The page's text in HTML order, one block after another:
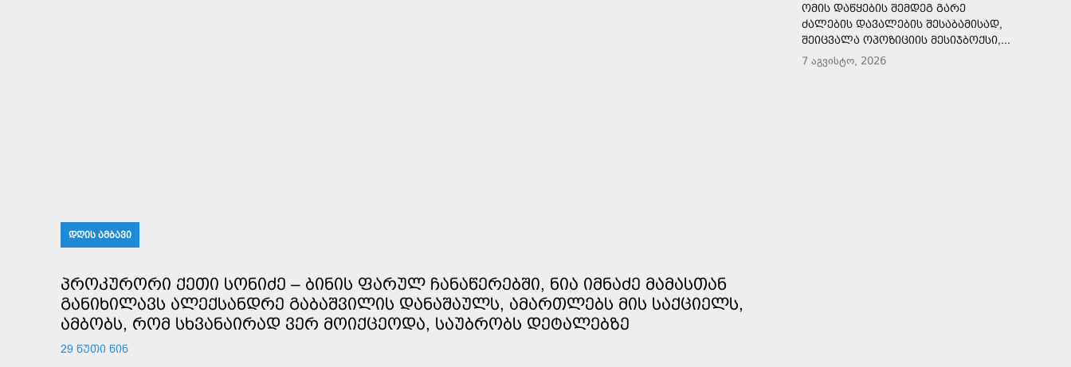
ᲓᲦᲘᲡ ᲐᲛᲑᲐᲕᲘ
ᲞᲠᲝᲙᲣᲠᲝᲠᲘ ᲥᲔᲗᲘ ᲡᲝᲜᲘᲫᲔ – ᲑᲘᲜᲘᲡ ᲤᲐᲠᲣᲚ ᲩᲐᲜᲐᲬᲔᲠᲔᲑᲨᲘ, ᲜᲘᲐ ᲘᲛᲜᲐᲫᲔ ᲛᲐᲛᲐᲡᲗᲐᲜ
ᲒᲐᲜᲘᲮᲘᲚᲐᲕᲡ ᲐᲚᲔᲥᲡᲐᲜᲓᲠᲔ ᲒᲐᲑᲐᲨᲕᲘᲚᲘᲡ ᲓᲐᲜᲐᲨᲐᲣᲚᲡ, ᲐᲛᲐᲠᲗᲚᲔᲑᲡ ᲛᲘᲡ ᲡᲐᲥᲪᲘᲔᲚᲡ,
ᲐᲛᲑᲝᲑᲡ, ᲠᲝᲛ ᲡᲮᲕᲐᲜᲐᲘᲠᲐᲓ ᲕᲔᲠ ᲛᲝᲘᲥᲪᲔᲝᲓᲐ, ᲡᲐᲣᲑᲠᲝᲑᲡ ᲓᲔᲢᲐᲚᲔᲑᲖᲔ
29 ᲬᲣᲗᲘ ᲬᲘᲜ
ᲝᲛᲘᲡ ᲓᲐᲬᲧᲔᲑᲘᲡ ᲨᲔᲛᲓᲔᲒ ᲒᲐᲠᲔ
ᲫᲐᲚᲔᲑᲘᲡ ᲓᲐᲕᲐᲚᲔᲑᲘᲡ ᲨᲔᲡᲐᲑᲐᲛᲘᲡᲐᲓ,
ᲨᲔᲘᲪᲕᲐᲚᲐ ᲝᲞᲝᲖᲘᲪᲘᲘᲡ ᲛᲔᲡᲘᲯᲑᲝᲥᲡᲘ,...
7 აგვისტო, 2026